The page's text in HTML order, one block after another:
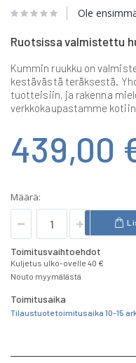
the
gallery
Ole
Ruotsissa valmistettu
Kummin ruukku on
kestävästä teräksestä.
tuotteisiin, ja rakenna
verkkokaupastamme
439,00
Määrä:
Toimitusvaihtoehdot
Kuljetus ulko-ovelle 40 €
Nouto myymälästä
Toimitusaika
Tilaustuote toimitusaika 10-15